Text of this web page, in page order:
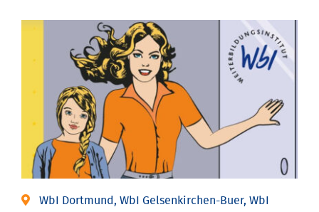
WbI Dortmund, WbI Gelsenkirchen-Buer, WbI